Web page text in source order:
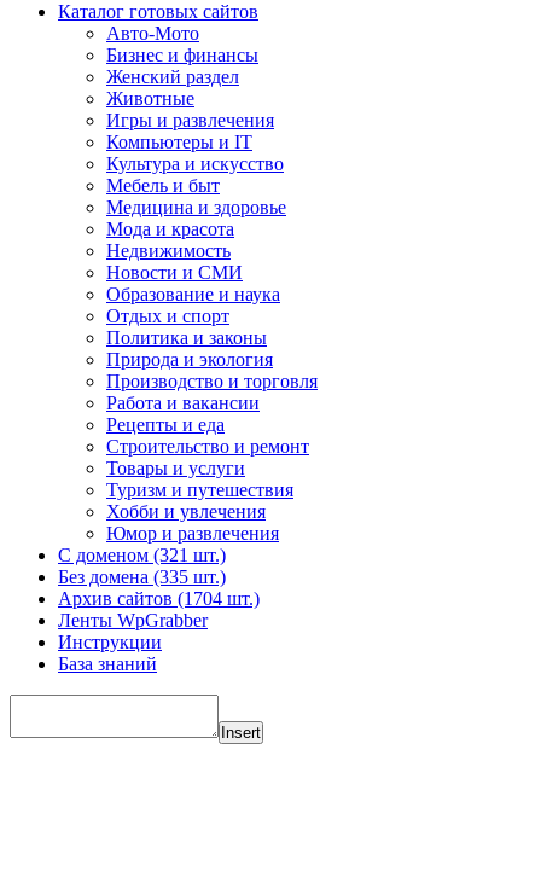
Каталог готовых сайтов
Авто-Мото
Бизнес и финансы
Женский раздел
Животные
Игры и развлечения
Компьютеры и IT
Культура и искусство
Мебель и быт
Медицина и здоровье
Мода и красота
Недвижимость
Новости и СМИ
Образование и наука
Отдых и спорт
Политика и законы
Природа и экология
Производство и торговля
Работа и вакансии
Рецепты и еда
Строительство и ремонт
Товары и услуги
Туризм и путешествия
Хобби и увлечения
Юмор и развлечения
С доменом (321 шт.)
Без домена (335 шт.)
Архив сайтов (1704 шт.)
Ленты WpGrabber
Инструкции
База знаний
Insert